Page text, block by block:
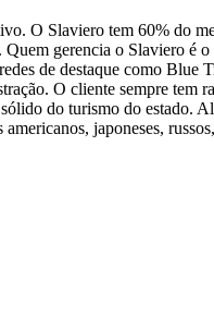
O Slaviero tem 60% do
gerencia o Slaviero é
de destaque como
O cliente sempre tem
do turismo do estado.
japoneses,